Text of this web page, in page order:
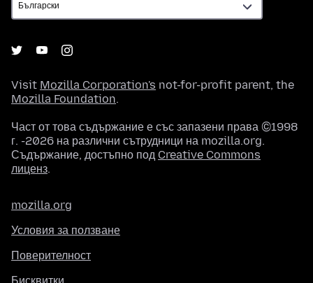
Visit Mozilla Corporation's not-for-profit parent, the
Mozilla Foundation.
Част от това съдържание е със запазени права ©1998
г. -2026 на различни сътрудници на mozilla.org.
Съдържание, достъпно под Creative Commons
лиценз.
mozilla.org
Условия за ползване
Поверителност